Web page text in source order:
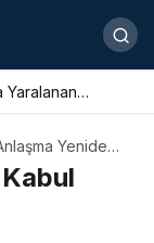
Yaralanan
Kurtarıldı
Yeniden